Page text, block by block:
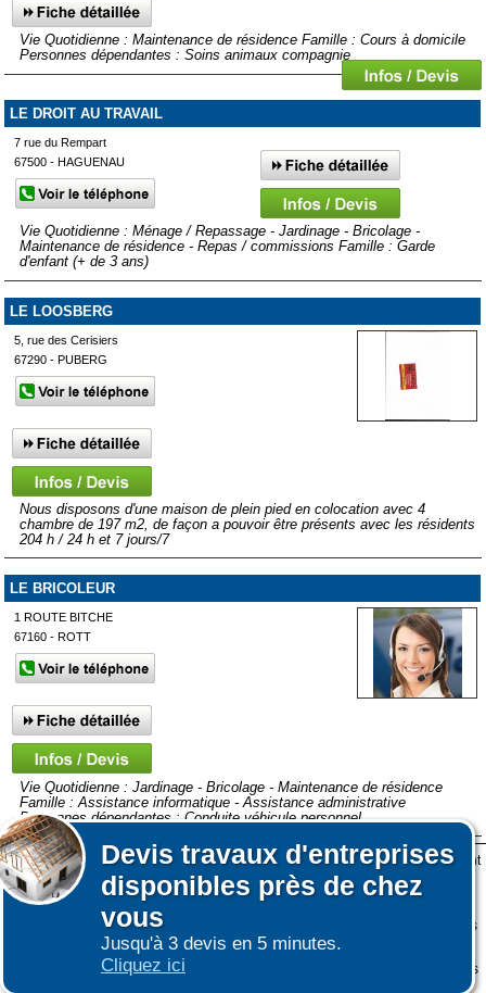
Devis travaux d'entreprises
disponibles près de chez
vous
Jusqu'à 3 devis en 5 minutes.
Cliquez ici
Vie Quotidienne : Maintenance de résidence Famille : Cours à domicile
Personnes dépendantes : Soins animaux compagnie
LE DROIT AU TRAVAIL
7 rue du Rempart
67500 - HAGUENAU
Vie Quotidienne : Ménage / Repassage - Jardinage - Bricolage -
Maintenance de résidence - Repas / commissions Famille : Garde
d'enfant (+ de 3 ans)
LE LOOSBERG
5, rue des Cerisiers
67290 - PUBERG
Nous disposons d'une maison de plein pied en colocation avec 4
chambre de 197 m2, de façon a pouvoir être présents avec les résidents
204 h / 24 h et 7 jours/7
LE BRICOLEUR
1 ROUTE BITCHE
67160 - ROTT
Vie Quotidienne : Jardinage - Bricolage - Maintenance de résidence
Famille : Assistance informatique - Assistance administrative
Personnes dépendantes : Conduite véhicule personnel
Afficher plus de prestataires dans un rayon de 50km autour de
Strasbourg
Affiner votre recherche
ESPACE GRAND PUBLIC : information des utilisateurs
Lors de votre visite sur notre site des fichiers informatiques nommés cookies sont
déposés sur votre terminal. Ces cookies sont utilisés pour la navigation, le
fonctionnement du site et les mesures d'audience pour l'éditeur.
Nous ne collectons pas vos données personnelles au travers des cookies à des
fins publicitaires ni pour nous ni pour des tiers.
Plus d'infos sur les cookies-Ne plus afficher ce message
(vous pouvez toujours